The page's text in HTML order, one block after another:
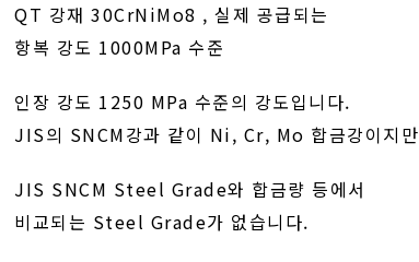
QT 강재 30CrNiMo8 , 실제 공급되는
항복 강도 1000MPa 수준
인장 강도 1250 MPa 수준의 강도입니다.
JIS의 SNCM강과 같이 Ni, Cr, Mo 합금강이지만
JIS SNCM Steel Grade와 합금량 등에서
비교되는 Steel Grade가 없습니다.